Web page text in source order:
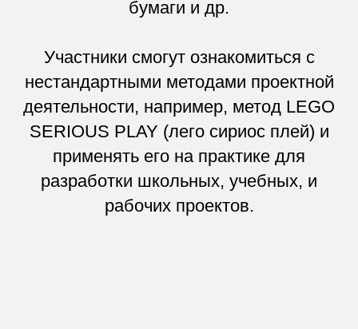
бумаги и др.
Участники смогут ознакомиться с
нестандартными методами проектной
деятельности, например, метод LEGO
SERIOUS PLAY (лего сириос плей) и
применять его на практике для
разработки школьных, учебных, и
рабочих проектов.